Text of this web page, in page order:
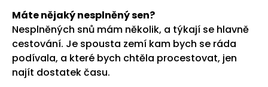
Máte nějaký nesplněný sen?
Nesplněných snů mám několik, a týkají se hlavně
cestování. Je spousta zemí kam bych se ráda
podívala, a které bych chtěla procestovat, jen
najít dostatek času.